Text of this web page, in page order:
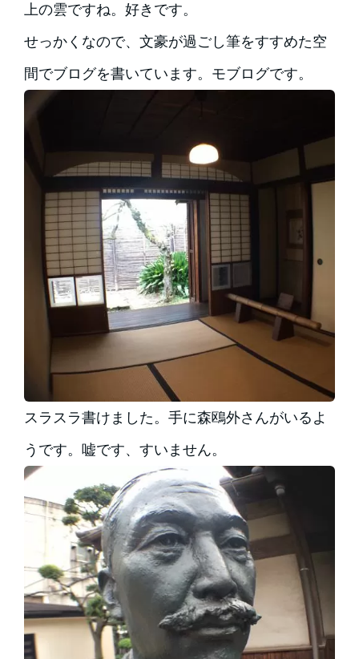
上の雲ですね。好きです。
せっかくなので、文豪が過ごし筆をすすめた空
間でブログを書いています。モブログです。
スラスラ書けました。手に森鴎外さんがいるよ
うです。嘘です、すいません。